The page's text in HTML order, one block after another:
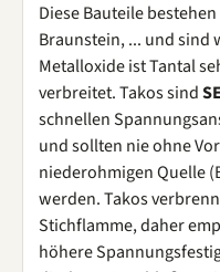
Diese Bauteile
Braunstein, ... und sind
Metalloxide ist Tantal
verbreitet. Takos sind
schnellen
und sollten nie ohne
niederohmigen Quelle
werden. Takos
Stichflamme, daher
höhere